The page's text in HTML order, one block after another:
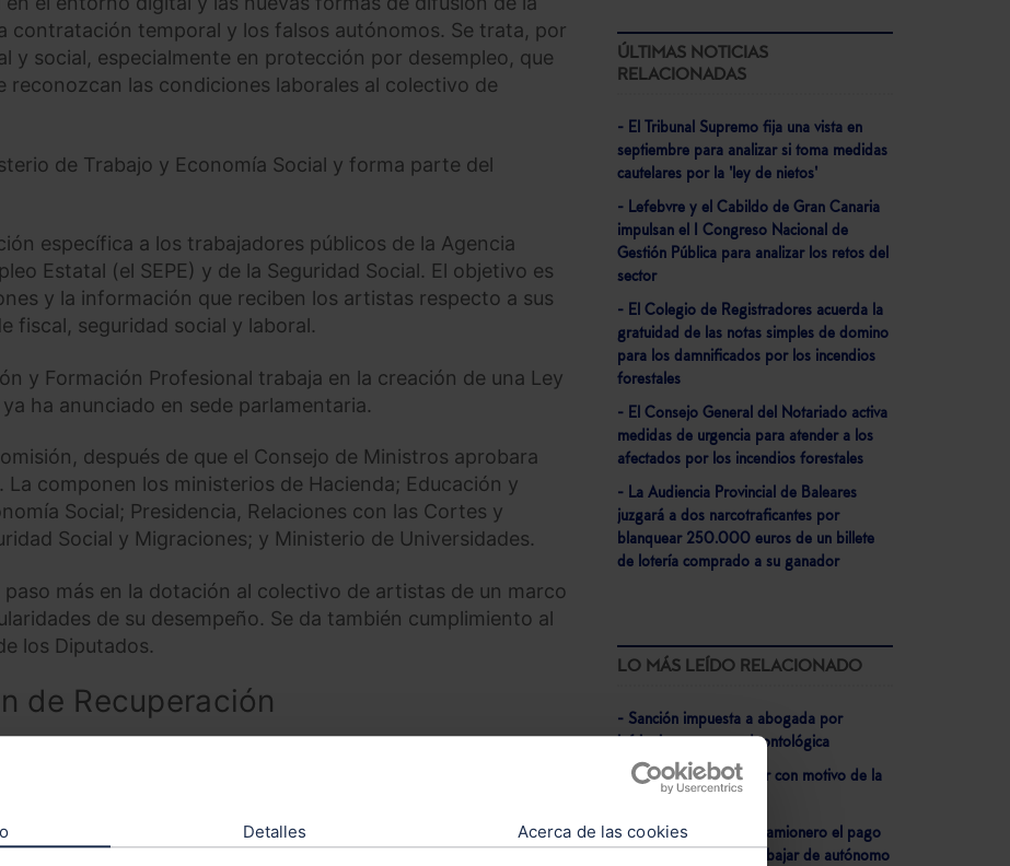
Detalles Acerca de las cookies
contratación temporal y los falsos autónomos. Se trata, por
y social, especialmente en protección por desempleo, que
reconozcan las condiciones laborales al colectivo de
de Trabajo y Economía Social y forma parte del
específica a los trabajadores públicos de la Agencia
Estatal (el SEPE) y de la Seguridad Social. El objetivo es
y la información que reciben los artistas respecto a sus
fiscal, seguridad social y laboral.
y Formación Profesional trabaja en la creación de una Ley
ha anunciado en sede parlamentaria.
después de que el Consejo de Ministros aprobara
. La componen los ministerios de Hacienda; Educación y
Social; Presidencia, Relaciones con las Cortes y
Social y Migraciones; y Ministerio de Universidades.
más en la dotación al colectivo de artistas de un marco
de su desempeño. Se da también cumplimiento al
los Diputados.
de Recuperación
Artista es también una de las reformas incluidas en
Transformación y Resiliencia
actuaciones precisas para su desarrollo.
que sirvan de base para el desarrollo y ejecución del
ÚLTIMAS NOTICIAS
RELACIONADAS
- El Tribunal Supremo fija una vista en
septiembre para analizar si toma medidas
cautelares por la 'ley de nietos'
- Lefebvre y el Cabildo de Gran Canaria
impulsan el I Congreso Nacional de
Gestión Pública para analizar los retos del
sector
- El Colegio de Registradores acuerda la
gratuidad de las notas simples de domino
para los damnificados por los incendios
forestales
- El Consejo General del Notariado activa
medidas de urgencia para atender a los
afectados por los incendios forestales
- La Audiencia Provincial de Baleares
juzgará a dos narcotraficantes por
blanquear 250.000 euros de un billete
de lotería comprado a su ganador
LO MÁS LEÍDO RELACIONADO
- Sanción impuesta a abogada por
infringir una norma deontológica
- Medidas en el alquiler con motivo de la
- Negativa a dar a un camionero el pago
único del paro para trabajar de autónomo